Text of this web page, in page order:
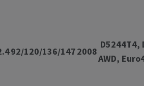
92/120/136/1472008
D5244T4,
AWD,